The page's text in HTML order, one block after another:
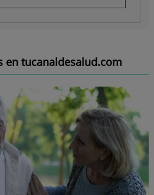
en tucanaldesalud.com